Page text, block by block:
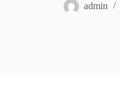
admin